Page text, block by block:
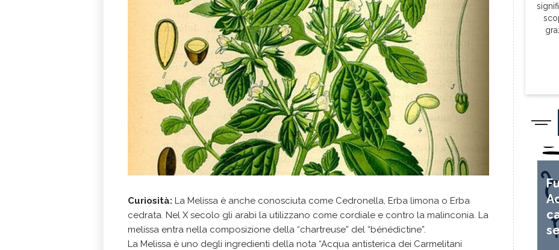
Curiosità: La Melissa è anche conosciuta come Cedronella, Erba limona o Erba
cedrata. Nel X secolo gli arabi la utilizzano come cordiale e contro la malinconia. La
melissa entra nella composizione della “chartreuse” del “bénédictine”.
La Melissa è uno degli ingredienti della nota “Acqua antisterica dei Carmelitani